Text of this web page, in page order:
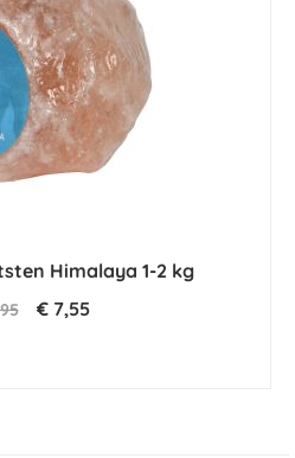
Himalaya 1-2 kg
€ 7,55